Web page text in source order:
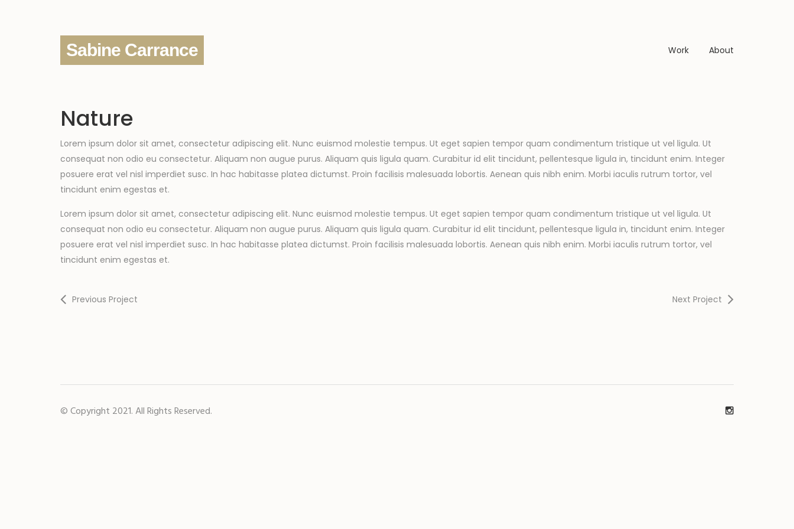
Sabine Carrance Work About
Nature
Lorem ipsum dolor sit amet, consectetur adipiscing elit. Nunc euismod molestie tempus. Ut eget sapien tempor quam condimentum tristique ut vel ligula. Ut
consequat non odio eu consectetur. Aliquam non augue purus. Aliquam quis ligula quam. Curabitur id elit tincidunt, pellentesque ligula in, tincidunt enim. Integer
posuere erat vel nisl imperdiet susc. In hac habitasse platea dictumst. Proin facilisis malesuada lobortis. Aenean quis nibh enim. Morbi iaculis rutrum tortor, vel
tincidunt enim egestas et.
Lorem ipsum dolor sit amet, consectetur adipiscing elit. Nunc euismod molestie tempus. Ut eget sapien tempor quam condimentum tristique ut vel ligula. Ut
consequat non odio eu consectetur. Aliquam non augue purus. Aliquam quis ligula quam. Curabitur id elit tincidunt, pellentesque ligula in, tincidunt enim. Integer
posuere erat vel nisl imperdiet susc. In hac habitasse platea dictumst. Proin facilisis malesuada lobortis. Aenean quis nibh enim. Morbi iaculis rutrum tortor, vel
tincidunt enim egestas et.
Previous Project Next Project
© Copyright 2021. All Rights Reserved.